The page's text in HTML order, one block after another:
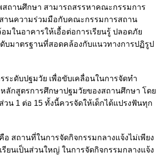
ถานศึกษา สามารถสรรหาคณะกรรมการ
านความร่วมมือกับคณะกรรมการสถาน
ในอาคารให้เอื้อต่อการเรียนรู้ ปลอดภัย
มาตรฐานที่สอดคล้องกับแนวทางการปฏิรูป
ะดับปฐมวัย เพื่อขับเคลื่อนในการจัดทำ
กสูตรการศึกษาปฐมวัยของสถานศึกษา โดย
น 1 ต่อ 15 ทั้งนี้ควรจัดให้เด็กได้แปรงฟันทุก
สถานที่ในการจัดกิจกรรมกลางแจ้งไม่เพียง
ยนเป็นส่วนใหญ่ ในการจัดกิจกรรมกลางแจ้ง